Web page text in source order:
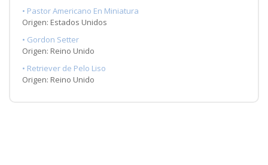
• Pastor Americano En Miniatura
Origen: Estados Unidos
• Gordon Setter
Origen: Reino Unido
• Retriever de Pelo Liso
Origen: Reino Unido